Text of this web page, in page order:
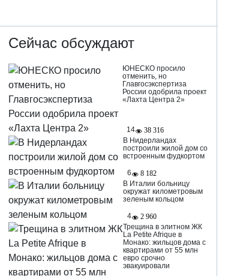
Сейчас обсуждают
ЮНЕСКО просило
отменить, но
Главгосэкспертиза
России одобрила проект
«Лахта Центра 2»
14
38 316
В Нидерландах
построили жилой дом со
встроенным фудкортом
6
8 182
В Италии больницу
окружат километровым
зеленым кольцом
4
2 960
Трещина в элитном ЖК
La Petite Afrique в
Монако: жильцов дома с
квартирами от 55 млн
евро срочно
эвакуировали